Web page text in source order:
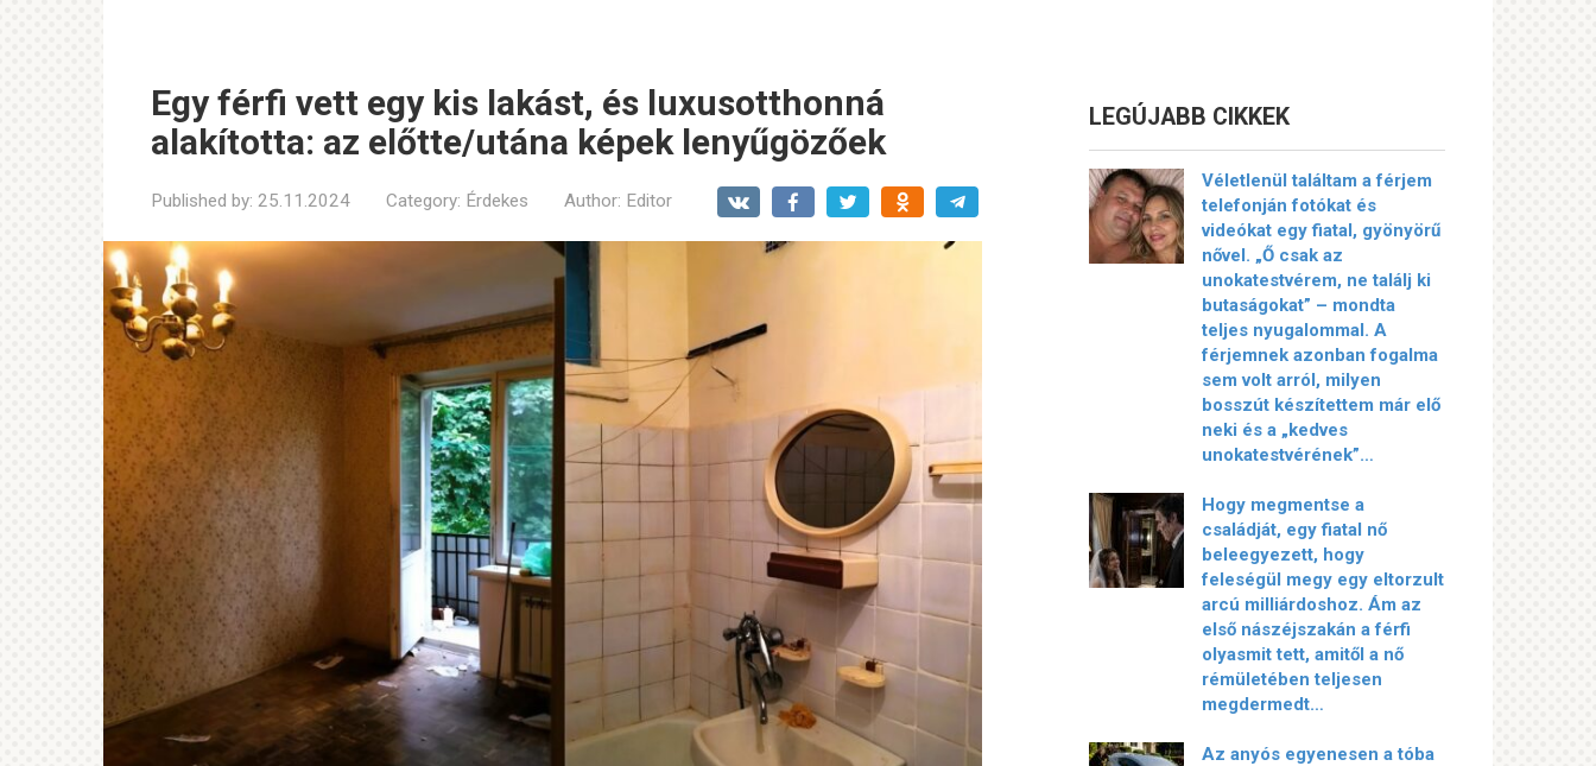
Egy férfi vett egy kis lakást, és luxusotthonná
alakította: az előtte/utána képek lenyűgözőek
Published by: 25.11.2024 Category: Érdekes Author: Editor
LEGÚJABB CIKKEK
Véletlenül találtam a férjem
telefonján fotókat és
videókat egy fiatal, gyönyörű
nővel. „Ő csak az
unokatestvérem, ne találj ki
butaságokat” – mondta
teljes nyugalommal. A
férjemnek azonban fogalma
sem volt arról, milyen
bosszút készítettem már elő
neki és a „kedves
unokatestvérének”…
Hogy megmentse a
családját, egy fiatal nő
beleegyezett, hogy
feleségül megy egy eltorzult
arcú milliárdoshoz. Ám az
első nászéjszakán a férfi
olyasmit tett, amitől a nő
rémületében teljesen
megdermedt…
Az anyós egyenesen a tóba